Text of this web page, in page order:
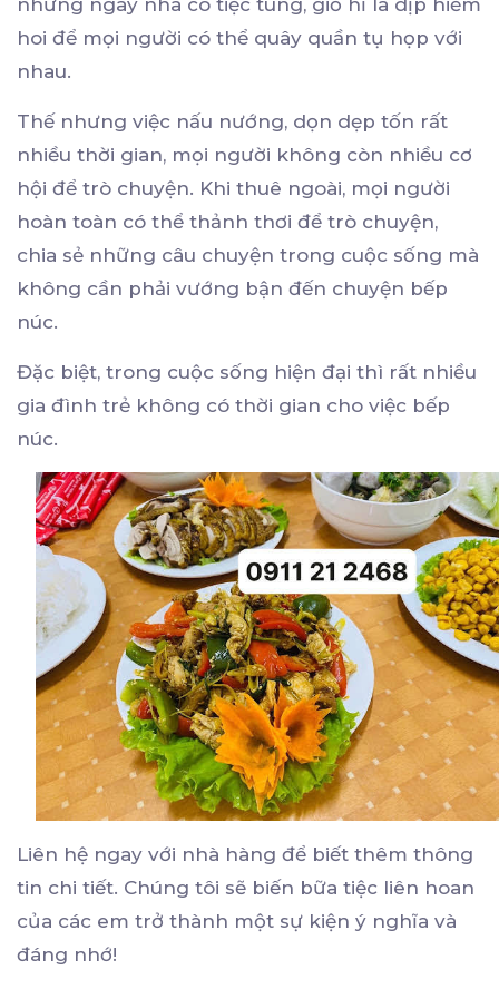
hoi để mọi người có thể quây quần tụ họp với
nhau.
Thế nhưng việc nấu nướng, dọn dẹp tốn rất
nhiều thời gian, mọi người không còn nhiều cơ
hội để trò chuyện. Khi thuê ngoài, mọi người
hoàn toàn có thể thảnh thơi để trò chuyện,
chia sẻ những câu chuyện trong cuộc sống mà
không cần phải vướng bận đến chuyện bếp
núc.
Đặc biệt, trong cuộc sống hiện đại thì rất nhiều
gia đình trẻ không có thời gian cho việc bếp
núc.
Liên hệ ngay với nhà hàng để biết thêm thông
tin chi tiết. Chúng tôi sẽ biến bữa tiệc liên hoan
của các em trở thành một sự kiện ý nghĩa và
đáng nhớ!